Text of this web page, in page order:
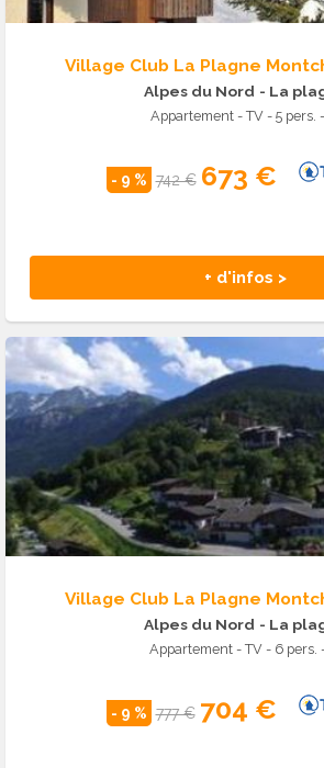
Village Club La Plagne
Alpes du Nord - La
Appartement - TV - 5 pers.
- 9 % 742 € 673 €
+ d'infos >
Village Club La Plagne
Alpes du Nord - La
Appartement - TV - 6 pers.
- 9 % 777 € 704 €